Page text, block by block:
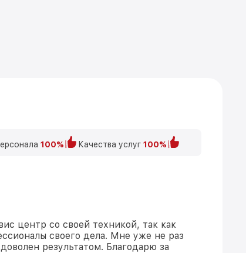
100% Качества услуг 100%
центр со своей техникой, так как
своего дела. Мне уже не раз
результатом. Благодарю за